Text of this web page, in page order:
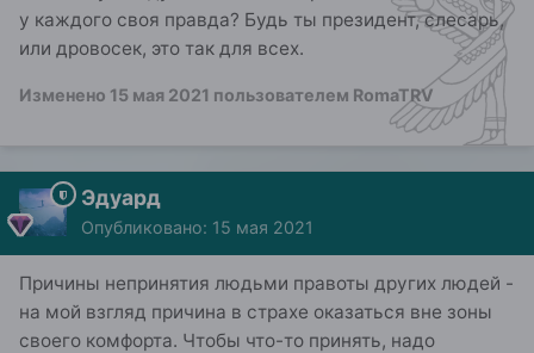
у каждого своя правда? Будь ты президент, слесарь,
или дровосек, это так для всех.
Изменено 15 мая 2021 пользователем RomaTRV
Эдуард
Опубликовано: 15 мая 2021
Причины непринятия людьми правоты других людей -
на мой взгляд причина в страхе оказаться вне зоны
своего комфорта. Чтобы что-то принять, надо